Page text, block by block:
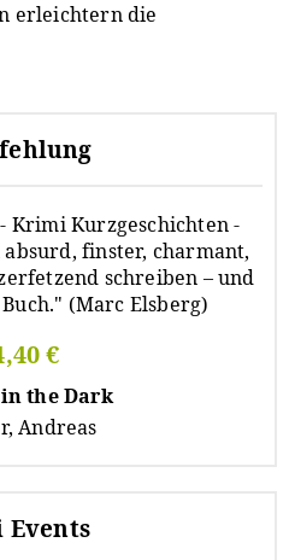
erleichtern die
€
the Dark
Andreas
Events